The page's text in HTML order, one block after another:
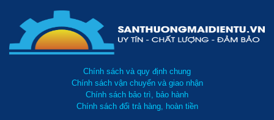
khách hàng gặp khó khăn trong việc chọn mua thiết bị. Chình vì
vậy để chọn mua được xe quét rác công nghiệp
Palada PD 1400 chính hãng, giá tốt bạn đọc cần lưu ý những điều
Chính sách và quy định chung
Chính sách vận chuyển và giao nhận
Chính sách bảo trì, bảo hành
Chính sách đổi trả hàng, hoàn tiền